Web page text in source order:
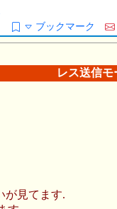
ブックマーク